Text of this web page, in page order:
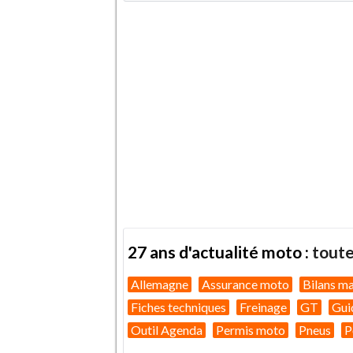
27 ans d'actualité moto :
Allemagne Assurance moto Bilans
Fiches techniques
Freinage GT
Outil Agenda
Permis moto Pneus